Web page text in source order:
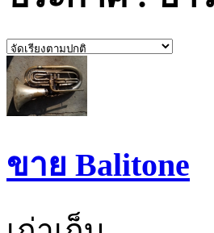
ขาย Balitone